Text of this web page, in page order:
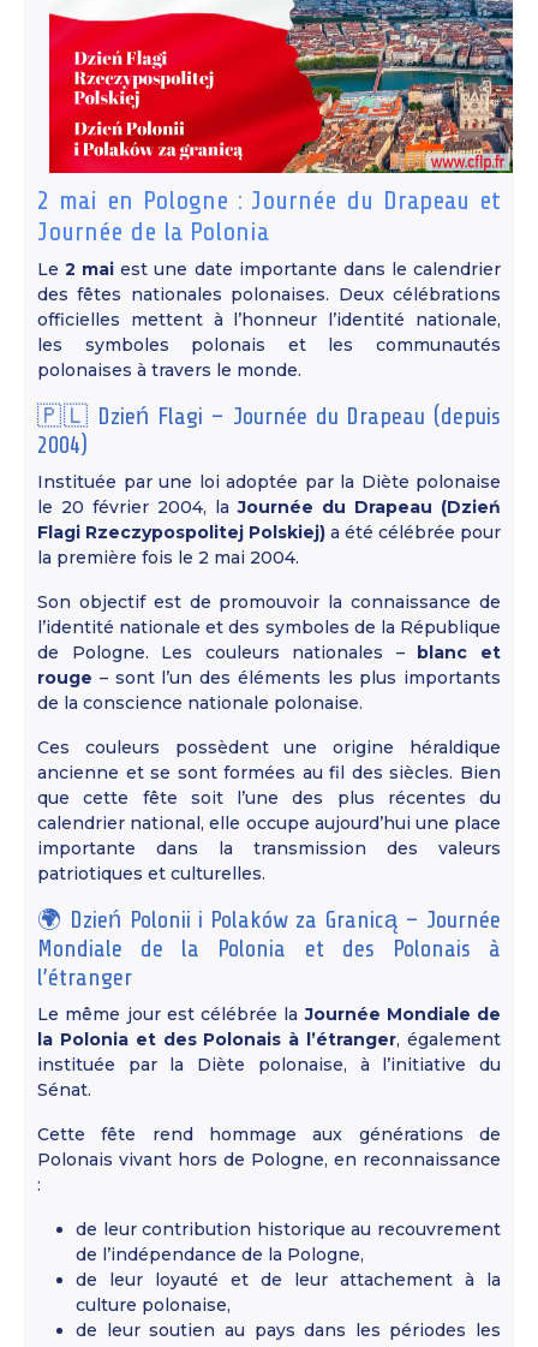
2 mai en Pologne : Journée du Drapeau et
Journée de la Polonia
Le2 mai est une date importante dans le calendrier
des fêtes nationales polonaises. Deux célébrations
officielles mettent à l’honneur l’identité nationale,
les symboles polonais et les communautés
polonaises à travers le monde.
🇵🇱 Dzień Flagi – Journée du Drapeau (depuis
2004)
Instituée par une loi adoptée par la Diète polonaise
le 20 février 2004, laJournée du Drapeau (Dzień
Flagi Rzeczypospolitej Polskiej) a été célébrée pour
la première fois le 2 mai 2004.
Son objectif est de promouvoir la connaissance de
l’identité nationale et des symboles de la République
de Pologne. Les couleurs nationales – blanc et
rouge – sont l’un des éléments les plus importants
de la conscience nationale polonaise.
Ces couleurs possèdent une origine héraldique
ancienne et se sont formées au fil des siècles. Bien
que cette fête soit l’une des plus récentes du
calendrier national, elle occupe aujourd’hui une place
importante dans la transmission des valeurs
patriotiques et culturelles.
🌍 Dzień Polonii i Polaków za Granicą – Journée
Mondiale de la Polonia et des Polonais à
l’étranger
Le même jour est célébrée laJournée Mondiale de
la Polonia et des Polonais à l’étranger, également
instituée par la Diète polonaise, à l’initiative du
Sénat.
Cette fête rend hommage aux générations de
Polonais vivant hors de Pologne, en reconnaissance
:
de leur contribution historique au recouvrement
de l’indépendance de la Pologne,
de leur loyauté et de leur attachement à la
culture polonaise,
de leur soutien au pays dans les périodes les